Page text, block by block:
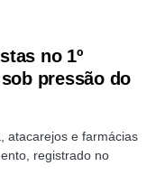
no 1º
pressão do
atacarejos e farmácias
registrado no